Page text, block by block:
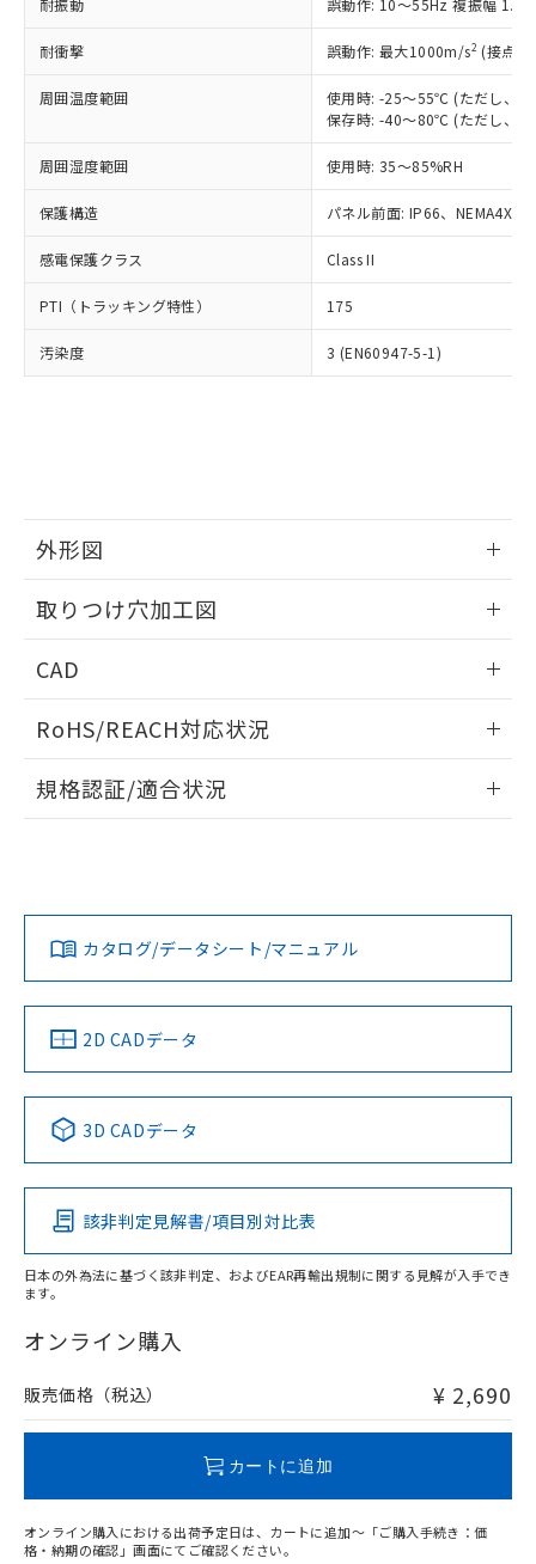
耐振動 誤動作: 10～55Hz 複振幅
耐衝撃 誤動作: 最大1000m/s2 (接点
周囲温度範囲
使用時: -25～55℃ (ただし、氷
保存時: -40～80℃ (ただし、氷
周囲湿度範囲 使用時: 35～85%RH
保護構造 パネル前面: IP66、NEMA4X,
感電保護クラス Class II
PTI（トラッキング特性） 175
汚染度 3 (EN60947-5-1)
外形図
取りつけ穴加工図
CAD
ドすることができます。
ログイン/会員登録
ダウンロードデータをご利用いただく前に、以下を必ずお読
みください。
ソフトウェアの使用条件
RoHS/REACH対応状況
EU RoHS 注意事項・凡例
対応済み
中国 RoHS 注意事項・凡例
Pb Hg Cd Cr(VI)
O
在庫等で未対応品が混在する可能性があります。
問い合わせください。
規格認証/適合状況
LR型式承認
（イギリス
船舶規格）
DNV型式承認
（ノルウェー
BV型式承認
（フランス
KR型式
（韓国
No No No No
この製品の規格認証/適合状況ページへ
その他の認証はこちらのページからご検索ください
カタログ/データシート/マニュアル
2D CADデータ
3D CADデータ
該非判定見解書/項目別対比表
日本の外為法に基づく該非判定、およびEAR再輸出規制に関する見解が入手でき
ます。
オンライン購入
販売価格（税込） ¥ 2,690
カートに追加
オンライン購入における出荷予定日は、カートに追加～「ご購入手続き：価
格・納期の確認」画面にてご確認ください。
正式な納期状況および標準価格はお客
様のお取引先、またはお客様担当のオ
ムロン制御機器販売店・当社販売員に
オムロン制御機器販売店や当社販売拠
販売ネットワーク
」をご確認
在庫状況および標準価格結果を当社の
事前の承諾なく第三者に漏洩または開
示しないようお願いします。
マイパーツ機能（部品リスト作成サー
ビス）をご利用いただくには、I-Web
メンバーズにご登録されている必要が
お客様が当ウェブサイト上で当社にご
指します。
但し、RoHS指令で産業用監視および制御機器に対する
適用除外項目は除く。
フタル酸エステル類の４物質については閾値を超える意
図的な使用がないことを確認しています。
部品在庫の切り替え状況などにより、予定
月が前後することがあります。
※3 非含有証明書ダウンロード
51物質の非含有証明書（当社基準）
※本証明書は発行日時点で非含有を証明す
るもので、過去に遡って非含有を証明する
ものではありません。
また、RoHS指令のフタル酸エステル類４
欄に対応日を記載しておりました。
既に当社にて対応品への在庫切替を完了
していることから、特段のことがない限
り、2022年1月12日より割愛しておりま
す。
DBP(フタル酸ジブチル) : 1000ppm、 DIBP(フタル酸ジ
イソブチル) : 1000ppm、 BBP(フタル酸ブチルベンジ
DEHP(フタル酸ビス(2-エチルヘキシル)) : 1000ppm
準値以下であることを示します。
「10」：通常の使用状況下において有害物
質が外部に漏えいし、環境に深刻な影響を
及ぼさない年数を意味します。
「－」：未確認です。当社販売部門へお問
全に破砕するなど、違法に輸出されな
いよう必要な手段を講じます。
当社は貴社製品を、核兵器、ミサイ
ル、化学兵器、生物兵器またはその他
武器並びにこれらの製造装置等に一切
当社は、貴社製品を第三者に販売する
場合は、上記1、2および3の内容を当
該第三者に通知します。また当社は、
販売先および販売に係わる関係者が違
法に輸出するおそれがある場合は、取
り引きをいたしません。
一定数には満たないが在庫あり
－
在庫なし(最新の在庫状況につ
いては、お客様のお取引先、ま
たはお客様担当のオムロン制御
機器販売店・当社販売員にご確
空
受注生産機種、また在庫状況の
情報を公開していない機種